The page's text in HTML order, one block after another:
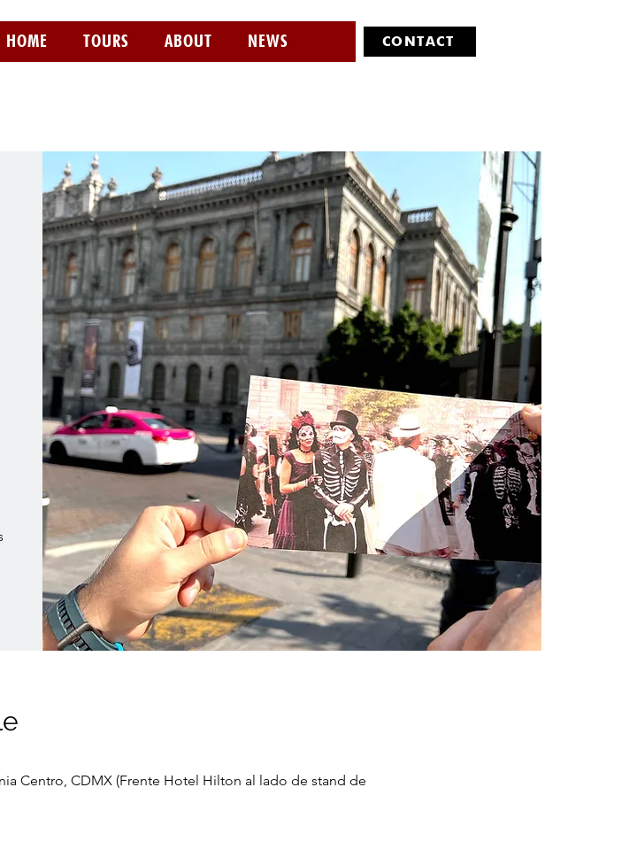
HOME TOURS ABOUT NEWS CONTACT
Centro, CDMX (Frente Hotel Hilton al lado de stand de